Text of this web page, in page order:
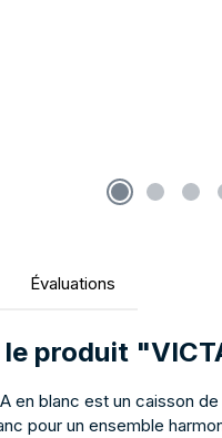
Évaluations
produit
en blanc est un caisson
pour un ensemble